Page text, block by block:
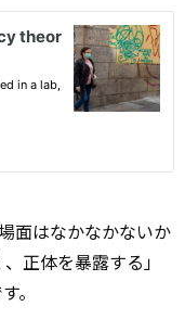
面はなかなかないか
正体を暴露する」
。